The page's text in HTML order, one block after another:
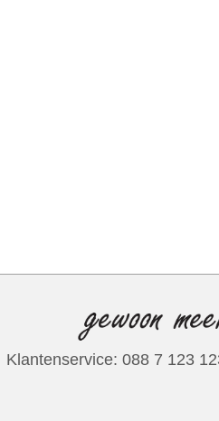
Klantenservice: 088 7 123